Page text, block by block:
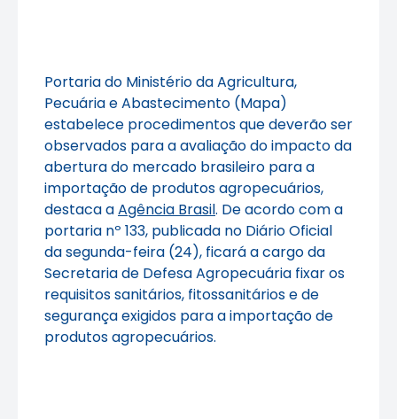
Portaria do Ministério da Agricultura,
Pecuária e Abastecimento (Mapa)
estabelece procedimentos que deverão ser
observados para a avaliação do impacto da
abertura do mercado brasileiro para a
importação de produtos agropecuários,
destaca aAgência Brasil. De acordo com a
portaria nº 133, publicada no Diário Oficial
da segunda-feira (24), ficará a cargo da
Secretaria de Defesa Agropecuária fixar os
requisitos sanitários, fitossanitários e de
segurança exigidos para a importação de
produtos agropecuários.